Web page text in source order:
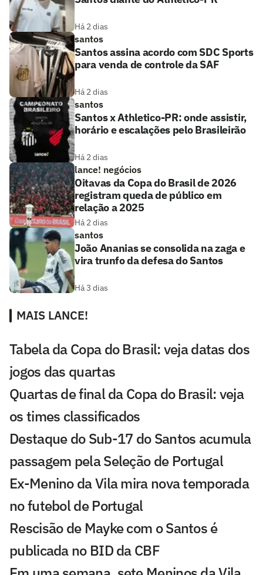
Há 2 dias
santos
Santos assina acordo com SDC Sports
para venda de controle da SAF
Há 2 dias
santos
Santos x Athletico-PR: onde assistir,
horário e escalações pelo Brasileirão
Há 2 dias
lance! negócios
Oitavas da Copa do Brasil de 2026
registram queda de público em
relação a 2025
Há 2 dias
santos
João Ananias se consolida na zaga e
vira trunfo da defesa do Santos
Há 3 dias
MAIS LANCE!
Tabela da Copa do Brasil: veja datas dos
jogos das quartas
Quartas de final da Copa do Brasil: veja
os times classificados
Destaque do Sub-17 do Santos acumula
passagem pela Seleção de Portugal
Ex-Menino da Vila mira nova temporada
no futebol de Portugal
Rescisão de Mayke com o Santos é
publicada no BID da CBF